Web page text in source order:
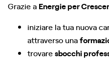
Grazie a Energie per
iniziare la tua nuova
attraverso una
trovaresbocchi